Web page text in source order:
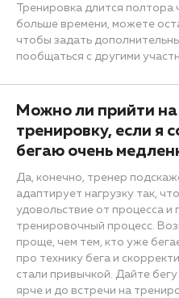
Тренировка длится полтора
больше времени, можете
чтобы задать
пообщаться с другими
Можно ли прийти
тренировку, если я
бегаю очень
Да, конечно, тренер
адаптирует нагрузку так,
удовольствие от процесса и
тренировочный процесс.
проще, чем тем, кто уже
про технику бега и
стали привычкой. Дайте
ярче и до встречи на